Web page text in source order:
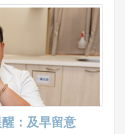
，一個月取卵2
胎。
：及早留意